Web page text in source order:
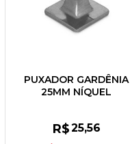
PUXADOR GARDÊNIA
25MM NÍQUEL
R$25,56